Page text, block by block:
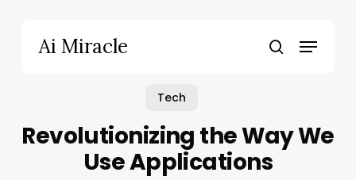
Ai Miracle search
Menu
Tech
Revolutionizing the Way We
Use Applications